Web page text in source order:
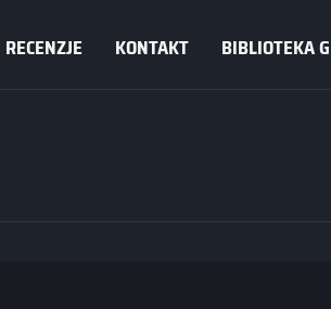
RECENZJE KONTAKT BIBLIOTEKA